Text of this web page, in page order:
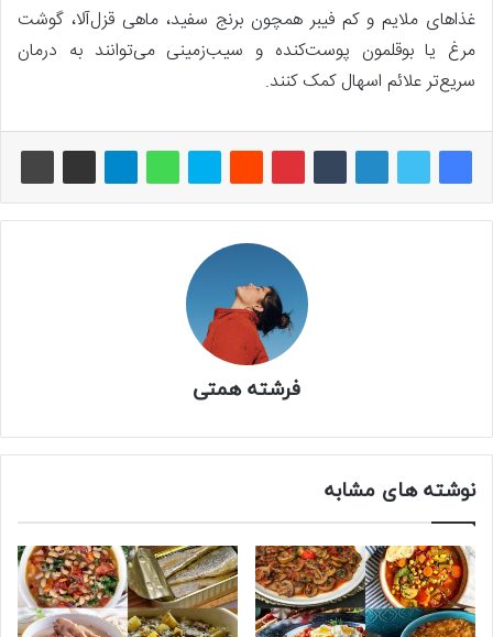
غذاهای ملایم و کم فیبر همچون برنج سفید، ماهی قزل‌آلا، گوشت
مرغ یا بوقلمون پوست‌کنده و سیب‌زمینی می‌توانند به درمان
سریع‌تر علائم اسهال کمک کنند.
فرشته همتی
نوشته های مشابه